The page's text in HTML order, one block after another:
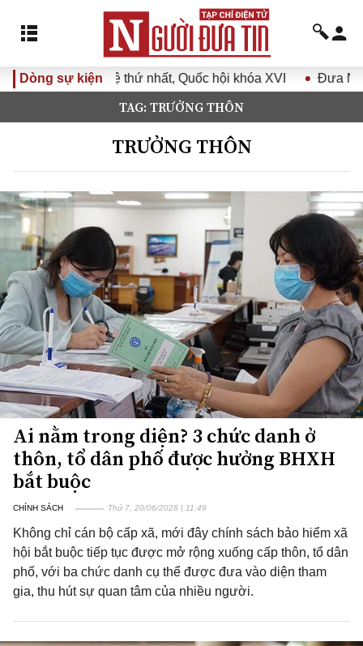
Dòng sự kiện
Quốc hội khóa XVI Đưa Nghị quyết Đại hội Đảng
TAG: TRƯỞNG THÔN
TRƯỞNG THÔN
Ai nằm trong diện? 3 chức danh ở
thôn, tổ dân phố được hưởng BHXH
bắt buộc
CHÍNH SÁCH Thứ 7, 20/06/2026 | 11:49
Không chỉ cán bộ cấp xã, mới đây chính sách bảo hiểm xã
hội bắt buộc tiếp tục được mở rộng xuống cấp thôn, tổ dân
phố, với ba chức danh cụ thể được đưa vào diện tham
gia, thu hút sự quan tâm của nhiều người.